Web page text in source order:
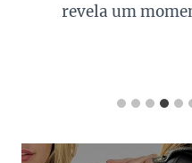
revela um